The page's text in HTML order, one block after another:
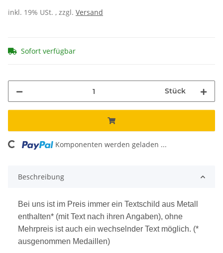
inkl. 19% USt. , zzgl. Versand
Sofort verfügbar
Stück
Komponenten werden geladen ...
Beschreibung
Bei uns ist im Preis immer ein Textschild aus Metall
enthalten* (mit Text nach ihren Angaben), ohne
Mehrpreis ist auch ein wechselnder Text möglich. (*
ausgenommen Medaillen)